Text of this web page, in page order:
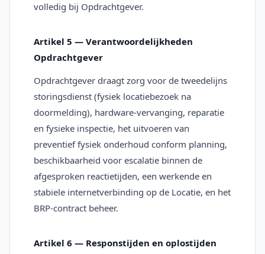
volledig bij Opdrachtgever.
Artikel 5 — Verantwoordelijkheden
Opdrachtgever
Opdrachtgever draagt zorg voor de tweedelijns
storingsdienst (fysiek locatiebezoek na
doormelding), hardware-vervanging, reparatie
en fysieke inspectie, het uitvoeren van
preventief fysiek onderhoud conform planning,
beschikbaarheid voor escalatie binnen de
afgesproken reactietijden, een werkende en
stabiele internetverbinding op de Locatie, en het
BRP-contract beheer.
Artikel 6 — Responstijden en oplostijden